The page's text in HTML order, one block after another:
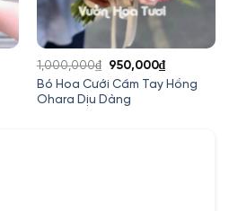
Bó Hoa Cưới Cầm Tay Hồng
Ohara Dịu Dàng
1,000,000₫
Giá
gốc
là:
950,000₫Giá
hiện